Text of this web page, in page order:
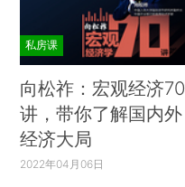
私房课
向松祚：宏观经济70
讲，带你了解国内外
经济大局
2022年04月06日